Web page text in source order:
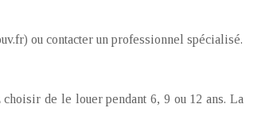
ou contacter un professionnel spécialisé.
de le louer pendant 6, 9 ou 12 ans. La